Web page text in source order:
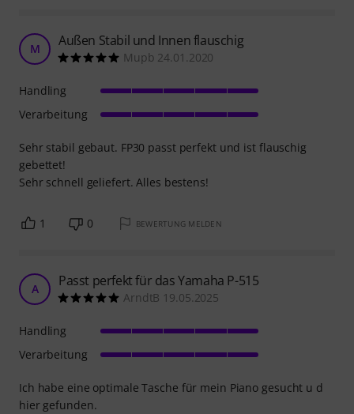
M Außen Stabil und Innen flauschig
Mupb 24.01.2020
Sehr stabil gebaut. FP30 passt perfekt und ist flauschig
gebettet!
Sehr schnell geliefert. Alles bestens!
Handling
Verarbeitung
1 0 BEWERTUNG MELDEN
A Passt perfekt für das Yamaha P-515
ArndtB 19.05.2025
Ich habe eine optimale Tasche für mein Piano gesucht u d
hier gefunden.
Handling
Verarbeitung